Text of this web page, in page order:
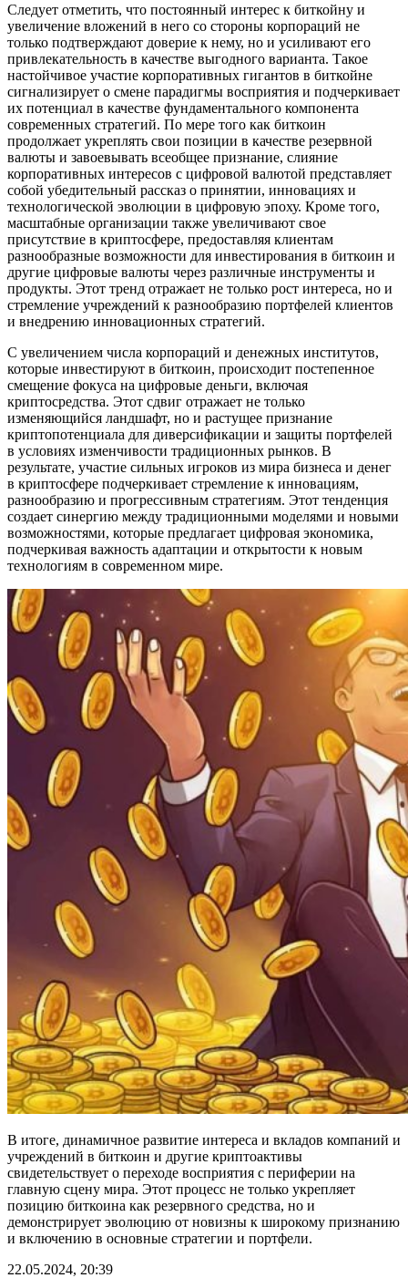
Следует отметить, что постоянный интерес к биткойну и
увеличение вложений в него со стороны корпораций не
только подтверждают доверие к нему, но и усиливают его
привлекательность в качестве выгодного варианта. Такое
настойчивое участие корпоративных гигантов в биткойне
сигнализирует о смене парадигмы восприятия и подчеркивает
их потенциал в качестве фундаментального компонента
современных стратегий. По мере того как биткоин
продолжает укреплять свои позиции в качестве резервной
валюты и завоевывать всеобщее признание, слияние
корпоративных интересов с цифровой валютой представляет
собой убедительный рассказ о принятии, инновациях и
технологической эволюции в цифровую эпоху. Кроме того,
масштабные организации также увеличивают свое
присутствие в криптосфере, предоставляя клиентам
разнообразные возможности для инвестирования в биткоин и
другие цифровые валюты через различные инструменты и
продукты. Этот тренд отражает не только рост интереса, но и
стремление учреждений к разнообразию портфелей клиентов
и внедрению инновационных стратегий.
С увеличением числа корпораций и денежных институтов,
которые инвестируют в биткоин, происходит постепенное
смещение фокуса на цифровые деньги, включая
криптосредства. Этот сдвиг отражает не только
изменяющийся ландшафт, но и растущее признание
криптопотенциала для диверсификации и защиты портфелей
в условиях изменчивости традиционных рынков. В
результате, участие сильных игроков из мира бизнеса и денег
в криптосфере подчеркивает стремление к инновациям,
разнообразию и прогрессивным стратегиям. Этот тенденция
создает синергию между традиционными моделями и новыми
возможностями, которые предлагает цифровая экономика,
подчеркивая важность адаптации и открытости к новым
технологиям в современном мире.
В итоге, динамичное развитие интереса и вкладов компаний и
учреждений в биткоин и другие криптоактивы
свидетельствует о переходе восприятия с периферии на
главную сцену мира. Этот процесс не только укрепляет
позицию биткоина как резервного средства, но и
демонстрирует эволюцию от новизны к широкому признанию
и включению в основные стратегии и портфели.
22.05.2024, 20:39